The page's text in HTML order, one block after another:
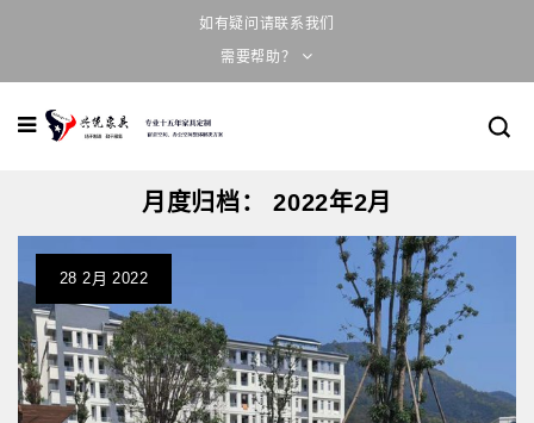
如有疑问请联系我们
需要帮助？
月度归档：2022年2月
28 2月 2022